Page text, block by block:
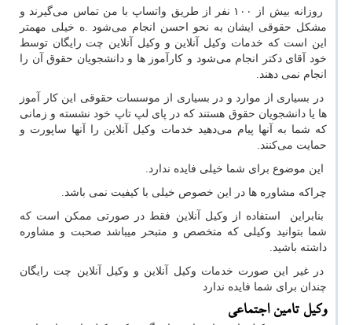
روزانه بیش از ۱۰۰ نفر از طریق واتساپ با من تماس می‌گیرند و
مشکل حقوقی ایشان به نحو احسن انجام می‌شود .ه خیلی مهمتر
این است که خدمات وکیل آنلاین و وکیل آنلاین چت رایگان توسط
خود آقای دکتر انجام می‌شود و کارآموز ها و دانشجویان حقوق آن را
انجام نمی دهند.
در بسیاری از موارد و در بسیاری از موسسات حقوقی این کار آموز
ها یا دانشجویان حقوق هستند که در پای لپ تاپ خود نشسته و زمانی
که شما به آنها پیام می‌دهید خدمات وکیل آنلاین را آنها ساپورت و
حمایت می‌کنند.
این موضوع برای شما خیلی فایده ندارد.
چراکه مشاوره ها در این خصوص خیلی با کیفیت نمی باشد.
بنابراین استفاده از وکیل آنلاین فقط در صورتی ممکن است که
شما بتوانید وکیلی که متخصص و متبحر میباشد صحبت و مشاوره
داشته باشید.
در غیر این صورت خدمات وکیل آنلاین و وکیل آنلاین چت رایگان
چندان برای شما فایده ندارد‌
وکیل تامین اجتماعی